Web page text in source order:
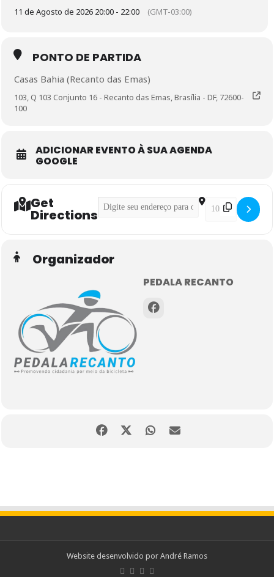
11 de Agosto de 2026 20:00 - 22:00 (GMT-03:00)
PONTO DE PARTIDA
Casas Bahia (Recanto das Emas)
103, Q 103 Conjunto 16 - Recanto das Emas, Brasília - DF, 72600-
100
ADICIONAR EVENTO À SUA AGENDA
GOOGLE
Get
Directions
Address - Pedal Intermediário []Destination
Organizador
PEDALA RECANTO
Website desenvolvido por André Ramos